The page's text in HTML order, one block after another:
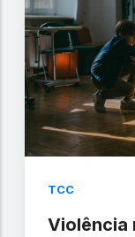
TCC
Violência